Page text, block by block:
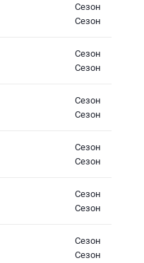
Сезон
Сезон
Сезон
Сезон
Сезон
Сезон
Сезон
Сезон
Сезон
Сезон
Сезон
Сезон